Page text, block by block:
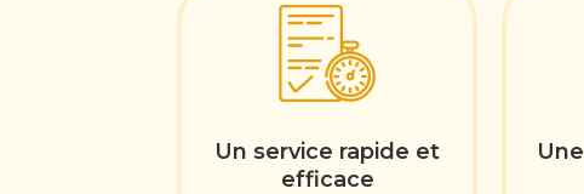
Un service rapide et
efficace